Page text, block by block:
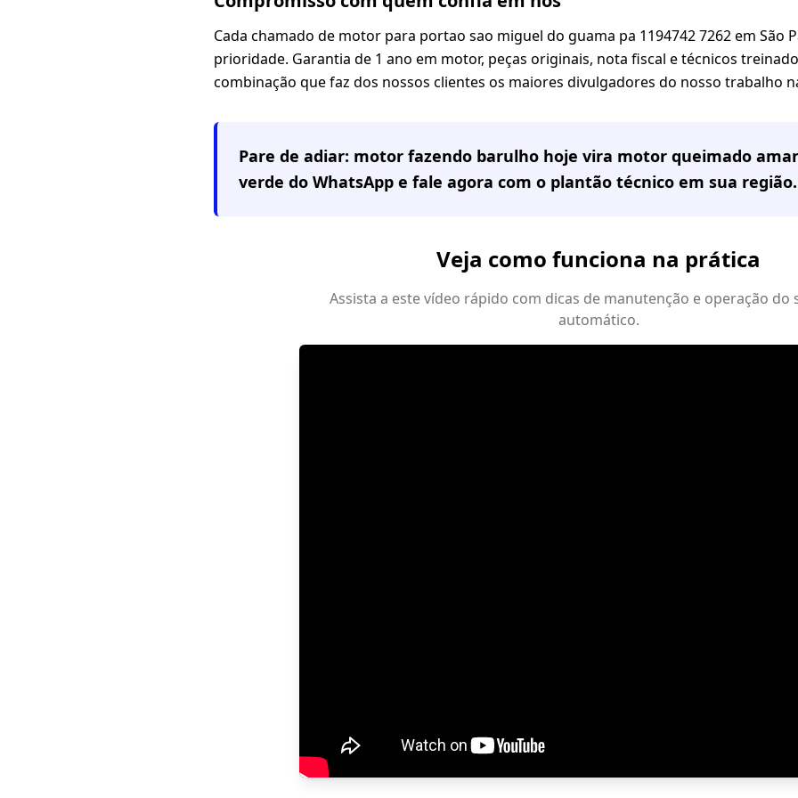
Cada chamado de motor para portao sao miguel do guama pa 1194742 7262 em São
prioridade. Garantia de 1 ano em motor, peças originais, nota fiscal e técnicos
combinação que faz dos nossos clientes os maiores divulgadores do nosso trabalho
Pare de adiar: motor fazendo barulho hoje vira motor queimado
verde do WhatsApp e fale agora com o plantão técnico em sua região.
Veja como funciona na prática
Assista a este vídeo rápido com dicas de manutenção e operação do
automático.